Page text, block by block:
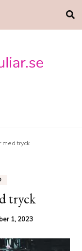
med tryck
tryck
1, 2023